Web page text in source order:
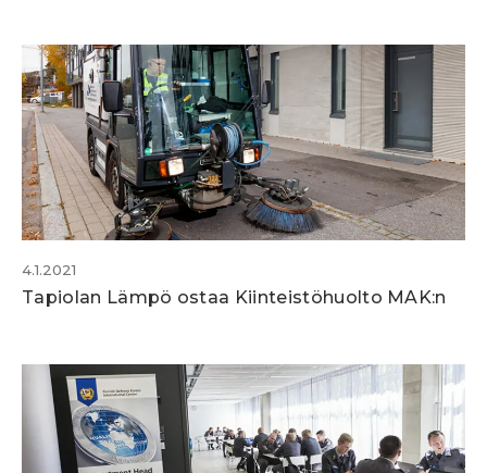
4.1.2021
Tapiolan Lämpö ostaa Kiinteistöhuolto MAK:n